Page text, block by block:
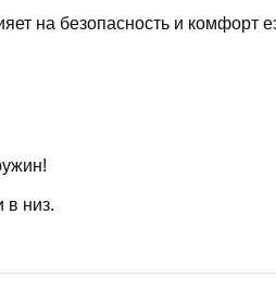
на безопасность и комфорт
в низ.